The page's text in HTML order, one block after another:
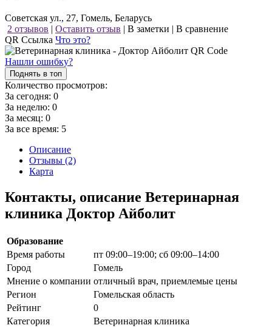
Советская ул., 27, Гомель, Беларусь
2 отзывов | Оставить отзыв | В заметки | В сравнение
QR Ссылка Что это?
Нашли ошибку?
Поднять в топ
Количество просмотров:
За сегодня: 0
За неделю: 0
За месяц: 0
За все время: 5
Описание
Отзывы (2)
Карта
Контакты, описание Ветеринарная
клиника Доктор Айболит
Образование
Время работы
пт 09:00–19:00; сб 09:00–14:00
Город
Гомель
Мнение о компании отличный врач, приемлемые цены
Регион
Гомельская область
Рейтинг
0
Категория
Ветеринарная клиника